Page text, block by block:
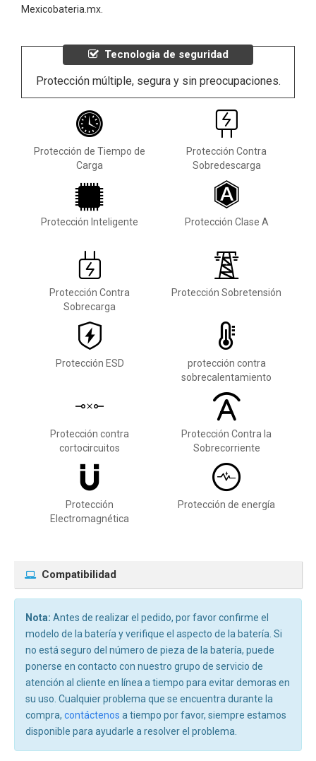
Mexicobateria.mx.
Tecnologia de seguridad
Protección múltiple, segura y sin preocupaciones.
Protección de Tiempo de
Carga
Protección Contra
Sobredescarga
Protección Inteligente Protección Clase A
Protección Contra
Sobrecarga
Protección Sobretensión
Protección ESD
protección contra
sobrecalentamiento
Protección contra
cortocircuitos
Protección Contra la
Sobrecorriente
Protección
Electromagnética
Protección de energía
Compatibilidad
Nota: Antes de realizar el pedido, por favor confirme el
modelo de la batería y verifique el aspecto de la batería. Si
no está seguro del número de pieza de la batería, puede
ponerse en contacto con nuestro grupo de servicio de
atención al cliente en línea a tiempo para evitar demoras en
su uso. Cualquier problema que se encuentra durante la
compra, contáctenos a tiempo por favor, siempre estamos
disponible para ayudarle a resolver el problema.